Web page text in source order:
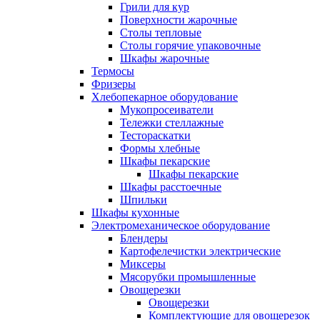
Грили для кур
Поверхности жарочные
Столы тепловые
Столы горячие упаковочные
Шкафы жарочные
Термосы
Фризеры
Хлебопекарное оборудование
Мукопросеиватели
Тележки стеллажные
Тестораскатки
Формы хлебные
Шкафы пекарские
Шкафы пекарские
Шкафы расстоечные
Шпильки
Шкафы кухонные
Электромеханическое оборудование
Блендеры
Картофелечистки электрические
Миксеры
Мясорубки промышленные
Овощерезки
Овощерезки
Комплектующие для овощерезок